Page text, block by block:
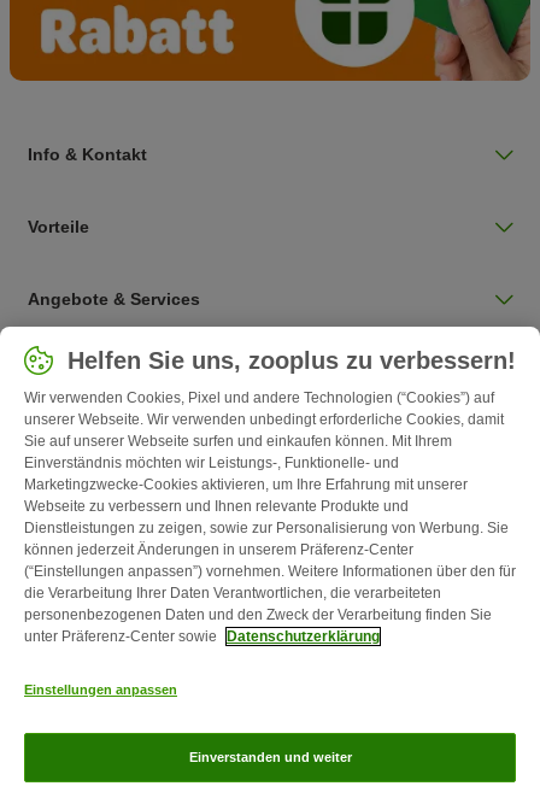
Info & Kontakt
Vorteile
Angebote & Services
Land auswählen
Deutschland / DE
Follow zooplus
Kontakt Versandkosten & Lieferzeit
Zahlungsarten
Über uns Partnerprogramme Karriere
Corporate
Helfen Sie uns, zooplus zu verbessern!
Wir verwenden Cookies, Pixel und andere Technologien (“Cookies”) auf
unserer Webseite. Wir verwenden unbedingt erforderliche Cookies, damit
Sie auf unserer Webseite surfen und einkaufen können. Mit Ihrem
Einverständnis möchten wir Leistungs-, Funktionelle- und
Marketingzwecke-Cookies aktivieren, um Ihre Erfahrung mit unserer
Webseite zu verbessern und Ihnen relevante Produkte und
Dienstleistungen zu zeigen, sowie zur Personalisierung von Werbung. Sie
können jederzeit Änderungen in unserem Präferenz-Center
(“Einstellungen anpassen”) vornehmen. Weitere Informationen über den für
die Verarbeitung Ihrer Daten Verantwortlichen, die verarbeiteten
personenbezogenen Daten und den Zweck der Verarbeitung finden Sie
unter Präferenz-Center sowie
Datenschutzerklärung
Einstellungen anpassen
Einverstanden und weiter